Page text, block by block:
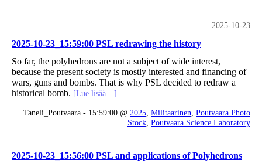
2025-10-23
2025-10-23_15:59:00 PSL redrawing the history
So far, the polyhedrons are not a subject of wide interest,
because the present society is mostly interested and financing of
wars, guns and bombs. That is why PSL decided to redraw a
historical bomb. [Lue lisää…]
Taneli_Poutvaara - 15:59:00 @ 2025 Militaarinen Poutvaara Photo
Stock Poutvaara Science Laboratory
2025-10-23_15:56:00 PSL and applications of Polyhedrons